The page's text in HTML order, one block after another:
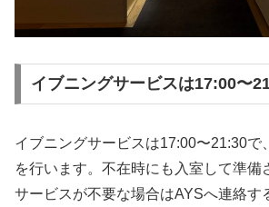
イブニングサービスは17:00〜
イブニングサービスは17:00〜21:30で
を行います。不在時にも入室して準備
サービスが不要な場合はAYSへ連絡す